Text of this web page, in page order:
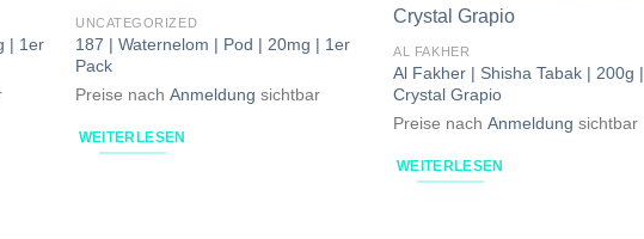
| 1er
UNCATEGORIZED
187 | Waternelom | Pod | 20mg | 1er
Pack
Preise nachAnmeldung sichtbar
WEITERLESEN
AL FAKHER
Al Fakher | Shisha Tabak | 200g |
Crystal Grapio
Preise nachAnmeldung sichtbar
WEITERLESEN